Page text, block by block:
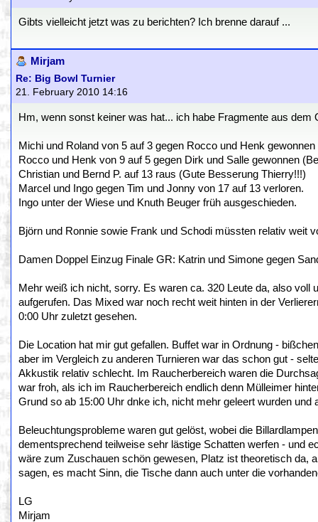
Gibts vielleicht jetzt was zu berichten? Ich brenne darauf ...
Mirjam
Re: Big Bowl Turnier
21. February 2010 14:16
Hm, wenn sonst keiner was hat... ich habe Fragmente aus dem
Michi und Roland von 5 auf 3 gegen Rocco und Henk
Rocco und Henk von 9 auf 5 gegen Dirk und Salle gewonnen
Christian und Bernd P. auf 13 raus (Gute Besserung Thierry!!!)
Marcel und Ingo gegen Tim und Jonny von 17 auf 13 verloren.
Ingo unter der Wiese und Knuth Beuger früh ausgeschieden.
Björn und Ronnie sowie Frank und Schodi müssten relativ weit
Damen Doppel Einzug Finale GR: Katrin und Simone gegen
Mehr weiß ich nicht, sorry. Es waren ca. 320 Leute da, also
aufgerufen. Das Mixed war noch recht weit hinten in der
0:00 Uhr zuletzt gesehen.
Die Location hat mir gut gefallen. Buffet war in Ordnung -
aber im Vergleich zu anderen Turnieren war das schon gut -
Akkustik relativ schlecht. Im Raucherbereich waren die
war froh, als ich im Raucherbereich endlich denn Mülleimer
Grund so ab 15:00 Uhr dnke ich, nicht mehr geleert wurden
Beleuchtungsprobleme waren gut gelöst, wobei die
dementsprechend teilweise sehr lästige Schatten werfen - und
wäre zum Zuschauen schön gewesen, Platz ist theoretisch da,
sagen, es macht Sinn, die Tische dann auch unter die
LG
Mirjam